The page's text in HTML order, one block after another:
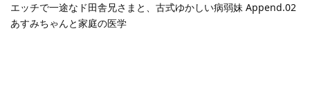
エッチで一途なド田舎兄さまと、古式ゆかしい病弱妹 Append.02
あすみちゃんと家庭の医学